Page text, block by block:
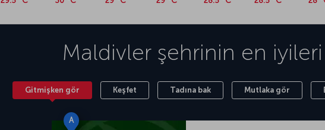
Maldivlerşehrinin en iyileri
Gitmişken gör Keşfet Tadına bak Mutlaka gör
A